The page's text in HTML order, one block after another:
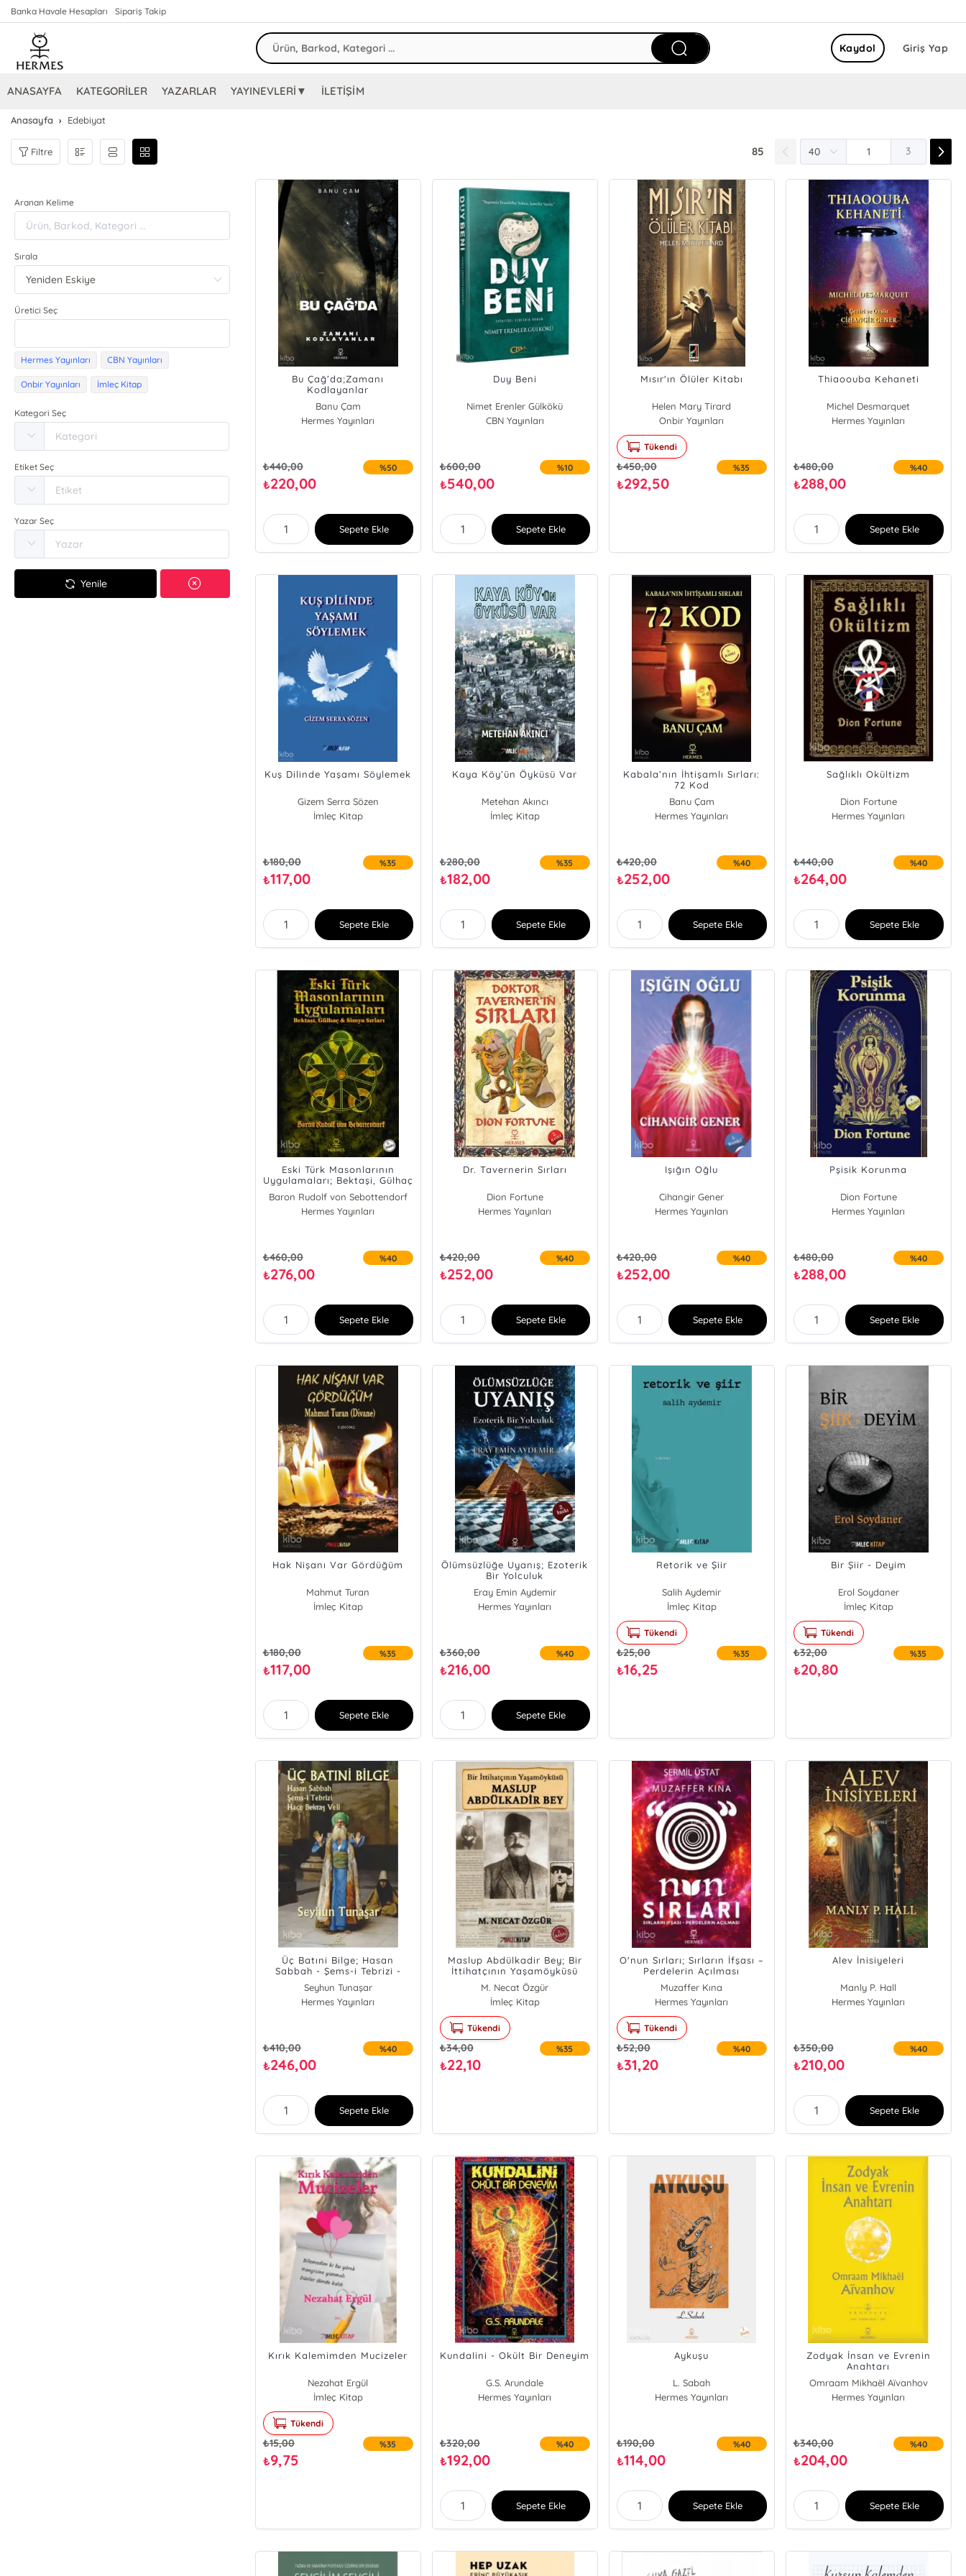
Banka Havale Hesapları Sipariş Takip
Giriş Yap
Kaydol
ANASAYFA KATEGORİLER YAZARLAR YAYINEVLERİ▼ İLETİŞİM
Anasayfa Edebiyat
Filtre 85 3
Aranan Kelime
Sırala
Üretici Seç
Hermes Yayınları CBN Yayınları
Onbir Yayınları İmleç Kitap
Kategori Seç
Etiket Seç
Yazar Seç
Yenile
Bu Çağ’da;Zamanı
Kodlayanlar
Banu Çam
Hermes Yayınları
₺440,00
₺220,00
%50
Sepete Ekle
Duy Beni
Nimet Erenler Gülkökü
CBN Yayınları
₺600,00
₺540,00
%10
Sepete Ekle
Mısır'ın Ölüler Kitabı
Helen Mary Tirard
Onbir Yayınları
Tükendi
₺450,00
₺292,50
%35
Thiaoouba Kehaneti
Michel Desmarquet
Hermes Yayınları
₺480,00
₺288,00
%40
Sepete Ekle
Kuş Dilinde Yaşamı Söylemek
Gizem Serra Sözen
İmleç Kitap
₺180,00
₺117,00
%35
Sepete Ekle
Kaya Köy’ün Öyküsü Var
Metehan Akıncı
İmleç Kitap
₺280,00
₺182,00
%35
Sepete Ekle
Kabala’nın İhtişamlı Sırları:
72 Kod
Banu Çam
Hermes Yayınları
₺420,00
₺252,00
%40
Sepete Ekle
Sağlıklı Okültizm
Dion Fortune
Hermes Yayınları
₺440,00
₺264,00
%40
Sepete Ekle
Eski Türk Masonlarının
Uygulamaları; Bektaşi, Gülhaç
ve Simya Sırları
Baron Rudolf von Sebottendorf
Hermes Yayınları
₺460,00
₺276,00
%40
Sepete Ekle
Dr. Tavernerin Sırları
Dion Fortune
Hermes Yayınları
₺420,00
₺252,00
%40
Sepete Ekle
Işığın Oğlu
Cihangir Gener
Hermes Yayınları
₺420,00
₺252,00
%40
Sepete Ekle
Pşisik Korunma
Dion Fortune
Hermes Yayınları
₺480,00
₺288,00
%40
Sepete Ekle
Hak Nişanı Var Gördüğüm
Mahmut Turan
İmleç Kitap
₺180,00
₺117,00
%35
Sepete Ekle
Ölümsüzlüğe Uyanış; Ezoterik
Bir Yolculuk
Eray Emin Aydemir
Hermes Yayınları
₺360,00
₺216,00
%40
Sepete Ekle
Retorik ve Şiir
Salih Aydemir
İmleç Kitap
Tükendi
₺25,00
₺16,25
%35
Bir Şiir - Deyim
Erol Soydaner
İmleç Kitap
Tükendi
₺32,00
₺20,80
%35
Üç Batıni Bilge; Hasan
Sabbah - Şems-i Tebrizi -
Hace Bektaş Veli
Seyhun Tunaşar
Hermes Yayınları
₺410,00
₺246,00
%40
Sepete Ekle
Maslup Abdülkadir Bey; Bir
İttihatçının Yaşamöyküsü
M. Necat Özgür
İmleç Kitap
Tükendi
₺34,00
₺22,10
%35
O'nun Sırları; Sırların İfşası –
Perdelerin Açılması
Muzaffer Kına
Hermes Yayınları
Tükendi
₺52,00
₺31,20
%40
Alev İnisiyeleri
Manly P. Hall
Hermes Yayınları
₺350,00
₺210,00
%40
Sepete Ekle
Kırık Kalemimden Mucizeler
Nezahat Ergül
İmleç Kitap
Tükendi
₺15,00
₺9,75
%35
Kundalini - Okült Bir Deneyim
G.S. Arundale
Hermes Yayınları
₺320,00
₺192,00
%40
Sepete Ekle
Aykuşu
L. Sabah
Hermes Yayınları
₺190,00
₺114,00
%40
Sepete Ekle
Zodyak İnsan ve Evrenin
Anahtarı
Omraam Mikhaël Aïvanhov
Hermes Yayınları
₺340,00
₺204,00
%40
Sepete Ekle